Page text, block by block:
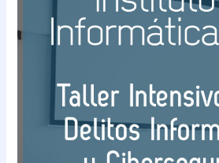
cabo
Intensivo
Informáticos